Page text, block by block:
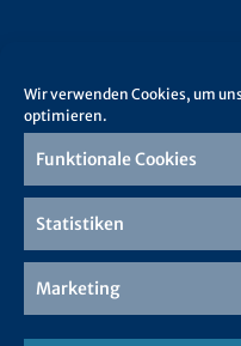
Wir verwenden Cookies, um
optimieren.
Funktionale Cookies
Statistiken
Marketing